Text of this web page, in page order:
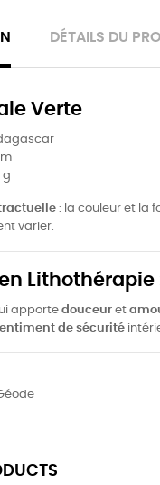
DÉTAILS DU
Verte
g
: la couleur et la
varier.
Lithothérapie
apporte douceur et
de sécurité